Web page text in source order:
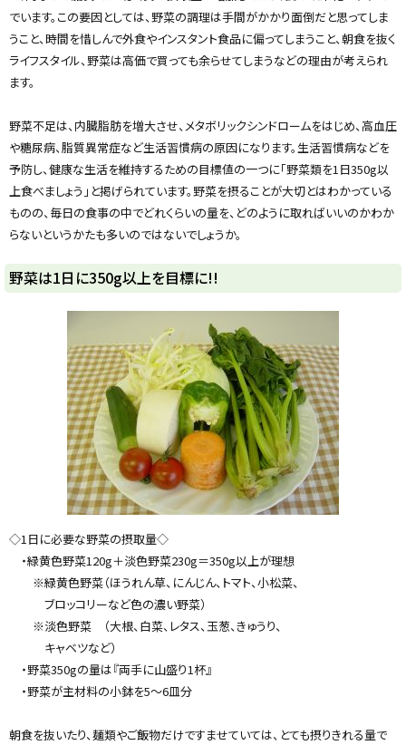
w
c
y
でいます。この要因としては、野菜の調理は手間がかかり面倒だと思ってしま
うこと、時間を惜しんで外食やインスタント食品に偏ってしまうこと、朝食を抜く
ライフスタイル、野菜は高価で買っても余らせてしまうなどの理由が考えられ
ます。
野菜不足は、内臓脂肪を増大させ、メタボリックシンドロームをはじめ、高血圧
や糖尿病、脂質異常症など生活習慣病の原因になります。生活習慣病などを
予防し、健康な生活を維持するための目標値の一つに「野菜類を1日350g以
上食べましょう」と掲げられています。野菜を摂ることが大切とはわかっている
ものの、毎日の食事の中でどれくらいの量を、どのように取ればいいのかわか
らないというかたも多いのではないでしょうか。
野菜は1日に350g以上を目標に!!
◇1日に必要な野菜の摂取量◇
・緑黄色野菜120g＋淡色野菜230g＝350g以上が理想
※緑黄色野菜（ほうれん草、にんじん、トマト、小松菜、
ブロッコリーなど色の濃い野菜）
※淡色野菜 （大根、白菜、レタス、玉葱、きゅうり、
キャベツなど）
・野菜350gの量は『両手に山盛り1杯』
・野菜が主材料の小鉢を5～6皿分
朝食を抜いたり、麺類やご飯物だけですませていては、とても摂りきれる量で